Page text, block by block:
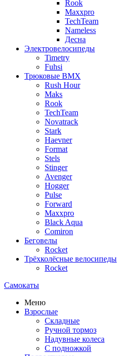
Rook
Maxxpro
TechTeam
Nameless
Десна
Электровелосипеды
Timetry
Fuhsi
Трюковые BMX
Rush Hour
Maks
Rook
TechTeam
Novatrack
Stark
Haevner
Format
Stels
Stinger
Avenger
Hogger
Pulse
Forward
Maxxpro
Black Aqua
Comiron
Беговелы
Rocket
Трёхколёсные велосипеды
Rocket
Самокаты
Меню
Взрослые
Складные
Ручной тормоз
Надувные колеса
С подножкой